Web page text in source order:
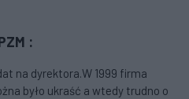
:
na dyrektora.W 1999 firma
było ukraść a wtedy trudno o